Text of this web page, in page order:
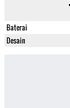
Baterai
Desain